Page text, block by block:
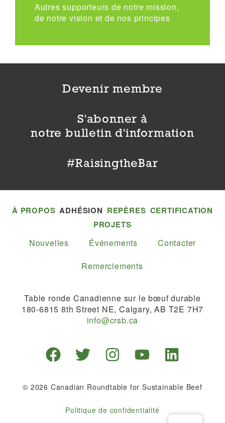
Autres supporteurs de notre mission,
de notre vision et de nos principes
Devenir membre
S'abonner à
notre bulletin d'information
#RaisingtheBar
À PROPOS ADHÉSION REPÈRES CERTIFICATION
PROJETS
Nouvelles Événements
Contacter
Remerciements
Table ronde Canadienne sur le bœuf durable
180-6815 8th Street NE, Calgary, AB T2E 7H7
info@crsb.ca
© 2026 Canadian Roundtable for Sustainable Beef
Politique de confidentialité